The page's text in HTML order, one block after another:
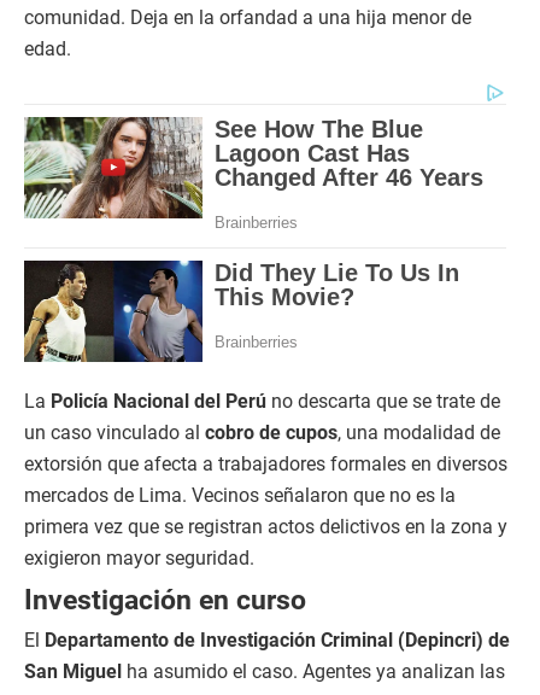
n
u
5
8
s
e
c
o
d
comunidad. Deja en la orfandad a una hija menor de
edad.
La Policía Nacional del Perú no descarta que se trate de
un caso vinculado al cobro de cupos, una modalidad de
extorsión que afecta a trabajadores formales en diversos
mercados de Lima. Vecinos señalaron que no es la
primera vez que se registran actos delictivos en la zona y
exigieron mayor seguridad.
Investigación en curso
El Departamento de Investigación Criminal (Depincri) de
San Miguel ha asumido el caso. Agentes ya analizan las